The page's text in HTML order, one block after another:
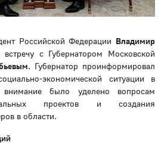
Российской Федерации Владимир
с Губернатором Московской
. Губернатор проинформировал
экономической ситуации в
внимание было уделено вопросам
проектов и создания
в области.